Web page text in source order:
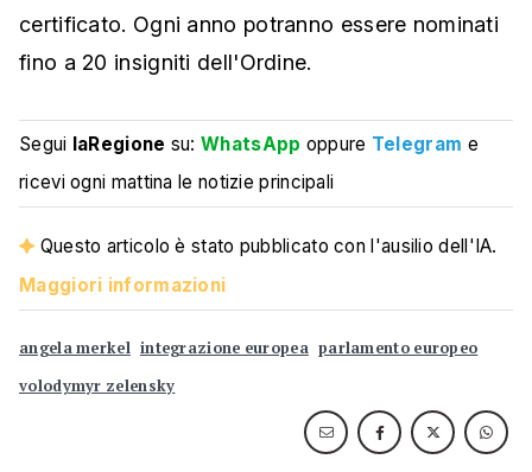
certificato. Ogni anno potranno essere nominati
fino a 20 insigniti dell'Ordine.
Segui laRegione su:WhatsApp oppure Telegram e
ricevi ogni mattina le notizie principali
Questo articolo è stato pubblicato con l'ausilio dell'IA.
Maggiori informazioni
angela merkel integrazione europea parlamento europeo
volodymyr zelensky